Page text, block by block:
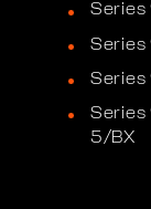
Series
Series
5/BX